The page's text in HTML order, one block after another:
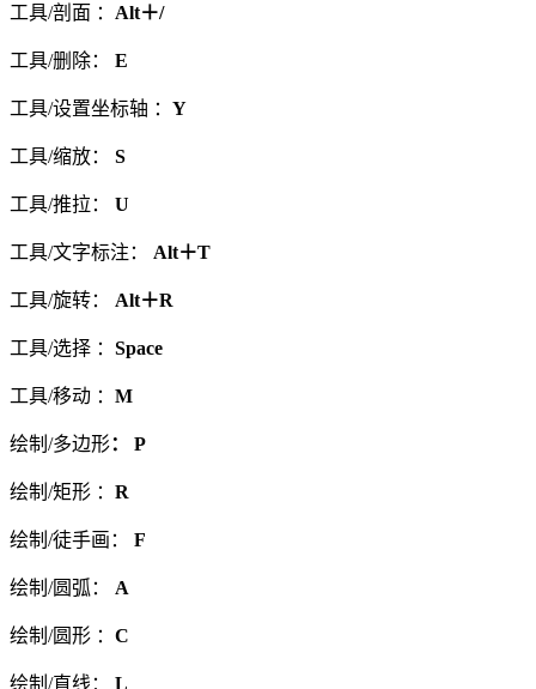
工具/剖面 ： Alt＋/
工具/删除： E
工具/设置坐标轴 ： Y
工具/缩放： S
工具/推拉： U
工具/文字标注： Alt＋T
工具/旋转： Alt＋R
工具/选择 ： Space
工具/移动 ： M
绘制/多边形： P
绘制/矩形 ： R
绘制/徒手画： F
绘制/圆弧： A
绘制/圆形 ： C
绘制/直线： L